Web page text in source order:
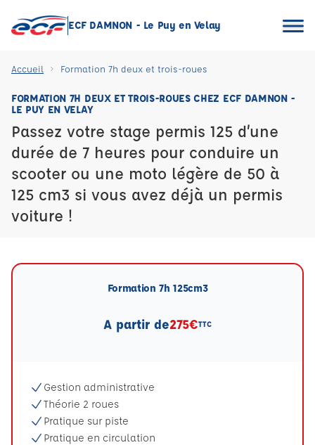
ECF DAMNON - Le Puy en Velay
Accueil Formation 7h deux et trois-roues
FORMATION 7H DEUX ET TROIS-ROUES CHEZ ECF DAMNON -
LE PUY EN VELAY
Passez votre stage permis 125 d’une
durée de 7 heures pour conduire un
scooter ou une moto légère de 50 à
125 cm3 si vous avez déjà un permis
voiture !
Formation 7h 125cm3
A partir de275€TTC
Gestion administrative
Théorie 2 roues
Pratique sur piste
Pratique en circulation